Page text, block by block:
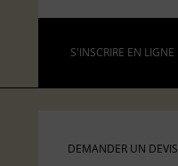
S'INSCRIRE EN LIGNE
DEMANDER UN DEVIS